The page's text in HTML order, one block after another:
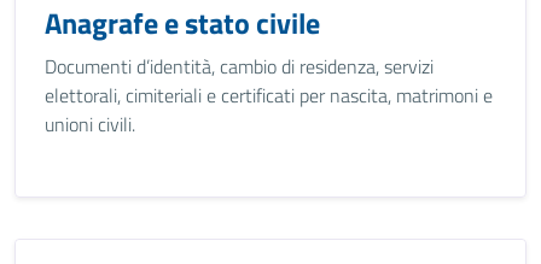
Anagrafe e stato civile
Documenti d’identità, cambio di residenza, servizi
elettorali, cimiteriali e certificati per nascita, matrimoni e
unioni civili.